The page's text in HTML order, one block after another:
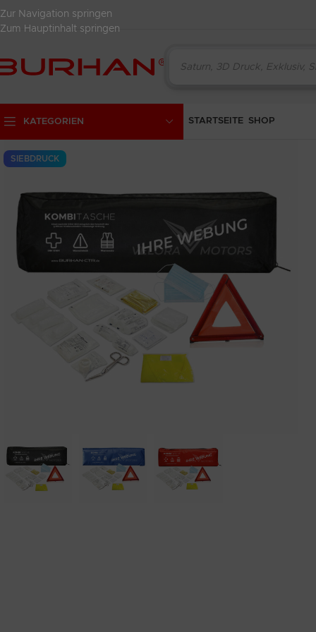
Zur Navigation springen
Zum Hauptinhalt springen
KATEGORIEN STARTSEITE SHOP
SIEBDRUCK